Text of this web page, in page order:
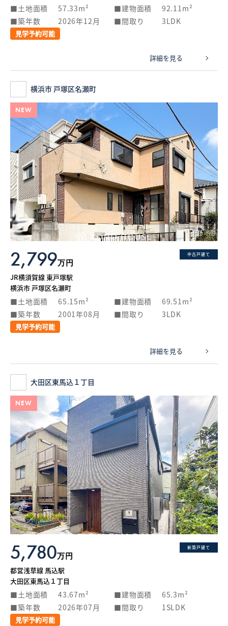
土地面積 57.33m² 建物面積
92.11m²
築年数
2026年12月 間取り 3LDK
見学予約可能
詳細を見る
横浜市 戸塚区名瀬町
NEW
中古戸建て
2,799万円
JR横須賀線 東戸塚駅
横浜市 戸塚区名瀬町
土地面積 65.15m² 建物面積
69.51m²
築年数
2001年08月 間取り 3LDK
見学予約可能
詳細を見る
大田区東馬込１丁目
NEW
新築戸建て
5,780万円
都営浅草線 馬込駅
大田区東馬込１丁目
土地面積 43.67m² 建物面積
65.3m²
築年数
2026年07月 間取り 1SLDK
見学予約可能